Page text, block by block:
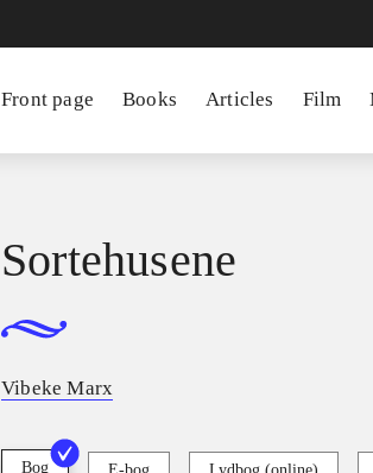
Front page Books Articles Film
Sortehusene
Vibeke Marx
Bog